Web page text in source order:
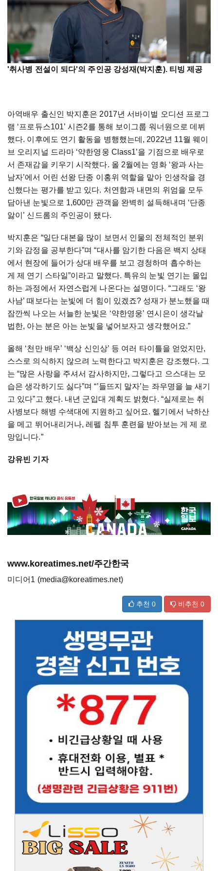
'취사병 전설이 되다'의 주인공 강성재(박지훈). 티빙 제공
아역배우 출신인 박지훈은 2017년 서바이벌 오디션 프로그
램 ‘프로듀스101’ 시즌2를 통해 보이그룹 워너원으로 데뷔
했다. 이후에도 연기 활동을 병행했는데, 2022년 11월 웨이
브 오리지널 드라마 ‘약한영웅 Class1’을 기점으로 배우로
서 존재감을 키우기 시작했다. 올 2월에는 영화 ‘왕과 사는
남자’에서 어린 선왕 단종 이홍위 역할을 맡아 인생작을 경
신했다는 평가를 받고 있다. 처연함과 내면의 위엄을 모두
담아낸 눈빛으로 1,600만 관객을 완벽히 설득해내며 ‘단종
앓이’ 신드롬의 주인공이 됐다.
박지훈은 “일단 대본을 많이 보면서 인물의 전체적인 분위
기와 감정을 공부한다”며 “대사를 암기한 다음은 백지 상태
에서 현장에 들어가 상대 배우를 보고 경청하며 흡수하는
게 제 연기 스타일”이라고 말했다. 특유의 눈빛 연기는 몰입
하는 과정에서 자연스럽게 나온다는 설명이다. “그래도 ‘왕
사남’ 때보다는 눈빛에 더 힘이 있겠죠? 성재가 분노했을 때
잠깐씩 나오는 서늘한 눈빛은 ‘약한영웅’ 연시은이 생각날
법한, 아는 분은 아는 눈빛을 넣어보자고 생각했어요.”
올해 ‘천만 배우’ ‘백상 신인상’ 등 여러 타이틀을 얻었지만,
스스로 의식하지 않으려 노력한다고 박지훈은 강조했다. 그
는 “많은 사랑을 주셔서 감사하지만, 그렇다고 으스대는 모
습은 생각하기도 싫다”며 “’들뜨지 말자’는 좌우명을 늘 새기
고 있다”고 했다. 내년 군입대 계획도 밝혔다. “실제로는 취
사병보다 해병 수색대에 지원하고 싶어요. 헬기에서 낙하산
을 메고 뛰어내리거나, 레펠 침투 훈련을 받아보는 게 제 로
망입니다.”
강유빈 기자
www.koreatimes.net/주간한국
미디어1 (media@koreatimes.net)
추천 0 비추천 0